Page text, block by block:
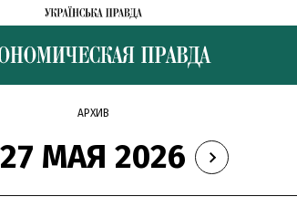
АРХИВ
27 МАЯ 2026